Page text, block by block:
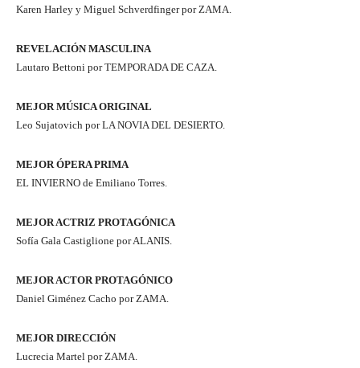
Karen Harley y Miguel Schverdfinger por ZAMA.
REVELACIÓN MASCULINA
Lautaro Bettoni por TEMPORADA DE CAZA.
MEJOR MÚSICA ORIGINAL
Leo Sujatovich por LA NOVIA DEL DESIERTO.
MEJOR ÓPERA PRIMA
EL INVIERNO de Emiliano Torres.
MEJOR ACTRIZ PROTAGÓNICA
Sofía Gala Castiglione por ALANIS.
MEJOR ACTOR PROTAGÓNICO
Daniel Giménez Cacho por ZAMA.
MEJOR DIRECCIÓN
Lucrecia Martel por ZAMA.